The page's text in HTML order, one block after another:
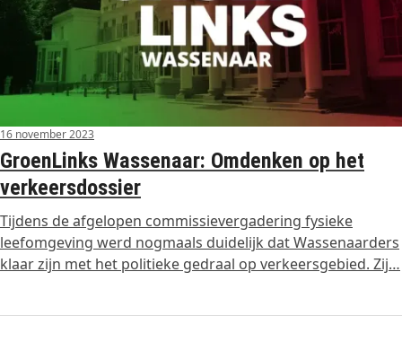
16 november 2023
GroenLinks Wassenaar: Omdenken op het
verkeersdossier
Tijdens de afgelopen commissievergadering fysieke
leefomgeving werd nogmaals duidelijk dat Wassenaarders
klaar zijn met het politieke gedraal op verkeersgebied. Zij…